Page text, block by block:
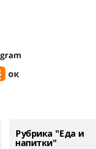
Рубрика "Еда и
напитки"